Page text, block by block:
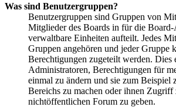
Was sind Benutzergruppen?
Benutzergruppen sind Gruppen von
Mitglieder des Boards in für die
verwaltbare Einheiten aufteilt. Jedes
Gruppen angehören und jeder Gruppe
Berechtigungen zugeteilt werden. Dies
Administratoren, Berechtigungen für
einmal zu ändern und sie zum Beispiel
Bereichs zu machen oder ihnen Zugriff
nichtöffentlichen Forum zu geben.